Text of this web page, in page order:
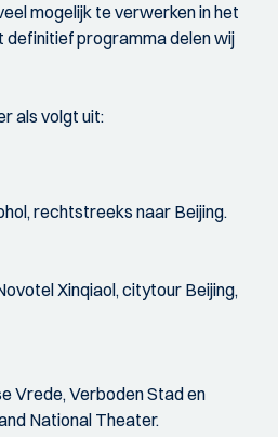
mogelijk te verwerken in het
definitief programma delen wij
als volgt uit:
rechtstreeks naar Beijing.
Xinqiaol, citytour Beijing,
Vrede, Verboden Stad en
National Theater.